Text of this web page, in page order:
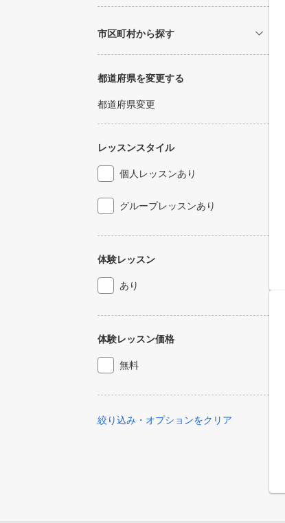
市区町村から探す
都道府県を変更する
都道府県変更
レッスンスタイル
個人レッスンあり
グループレッスンあり
体験レッスン
あり
体験レッスン価格
無料
絞り込み・オプションをクリア